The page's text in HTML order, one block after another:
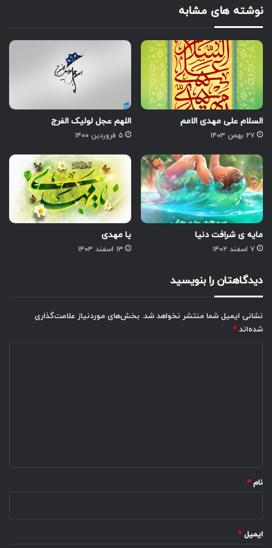
نوشته های مشابه
السلام علی مهدی الامم
۲۷ بهمن ۱۴۰۳
اللهم عجل لولیک الفرج
۵ فروردین ۱۴۰۰
مایه ی شرافت دنیا
۷ اسفند ۱۴۰۲
یا مهدی
۱۳ اسفند ۱۴۰۳
دیدگاهتان را بنویسید
نشانی ایمیل شما منتشر نخواهد شد. بخش‌های موردنیاز علامت‌گذاری
شده‌اند *
نام *
ایمیل *